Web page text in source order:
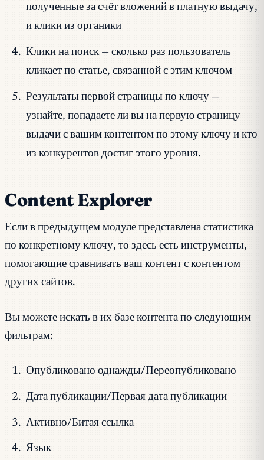
полученные за счёт вложений в платную выдачу,
и клики из органики
Клики на поиск — сколько раз пользователь
кликает по статье, связанной с этим ключом
Результаты первой страницы по ключу —
узнайте, попадаете ли вы на первую страницу
выдачи с вашим контентом по этому ключу и кто
из конкурентов достиг этого уровня.
Content Explorer
Если в предыдущем модуле представлена статистика
по конкретному ключу, то здесь есть инструменты,
помогающие сравнивать ваш контент с контентом
других сайтов.
Вы можете искать в их базе контента по следующим
фильтрам:
Опубликовано однажды/Переопубликовано
Дата публикации/Первая дата публикации
Активно/Битая ссылка
Язык